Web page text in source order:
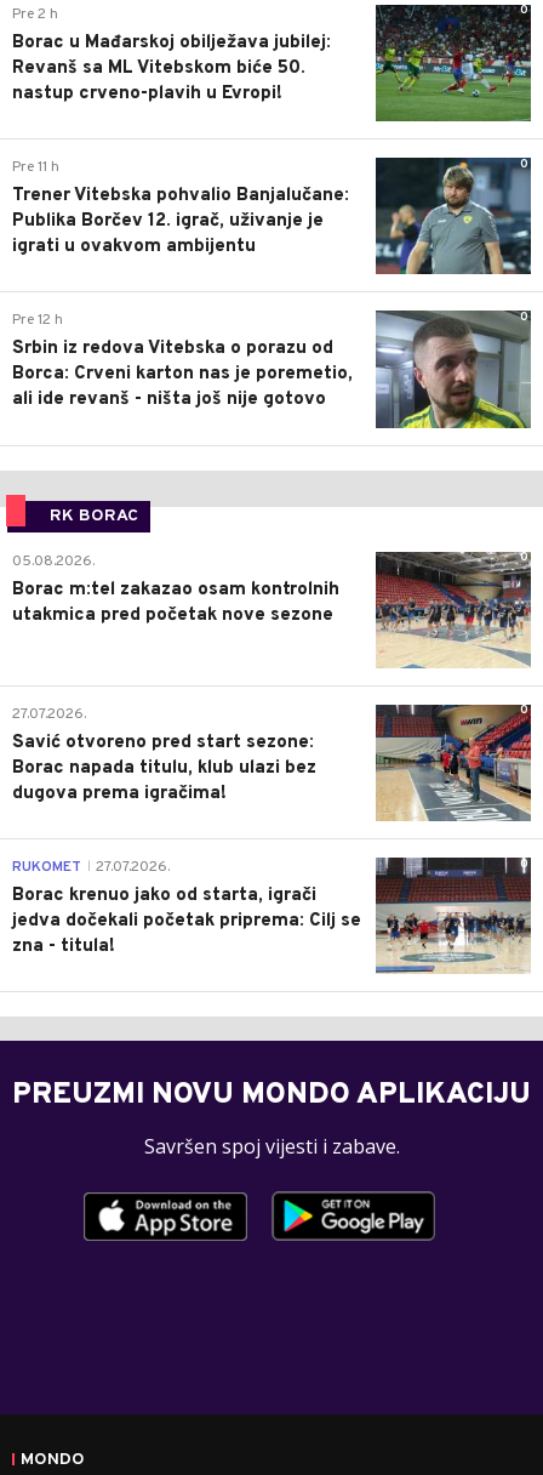
0
Pre 2 h
Borac u Mađarskoj obilježava jubilej:
Revanš sa ML Vitebskom biće 50.
nastup crveno-plavih u Evropi!
0
Pre 11 h
Trener Vitebska pohvalio Banjalučane:
Publika Borčev 12. igrač, uživanje je
igrati u ovakvom ambijentu
0
Pre 12 h
Srbin iz redova Vitebska o porazu od
Borca: Crveni karton nas je poremetio,
ali ide revanš - ništa još nije gotovo
RK BORAC
0
05.08.2026.
Borac m:tel zakazao osam kontrolnih
utakmica pred početak nove sezone
0
27.07.2026.
Savić otvoreno pred start sezone:
Borac napada titulu, klub ulazi bez
dugova prema igračima!
0
RUKOMET 27.07.2026.
Borac krenuo jako od starta, igrači
jedva dočekali početak priprema: Cilj se
zna - titula!
PREUZMI NOVU MONDO APLIKACIJU
Savršen spoj vijesti i zabave.
MONDO